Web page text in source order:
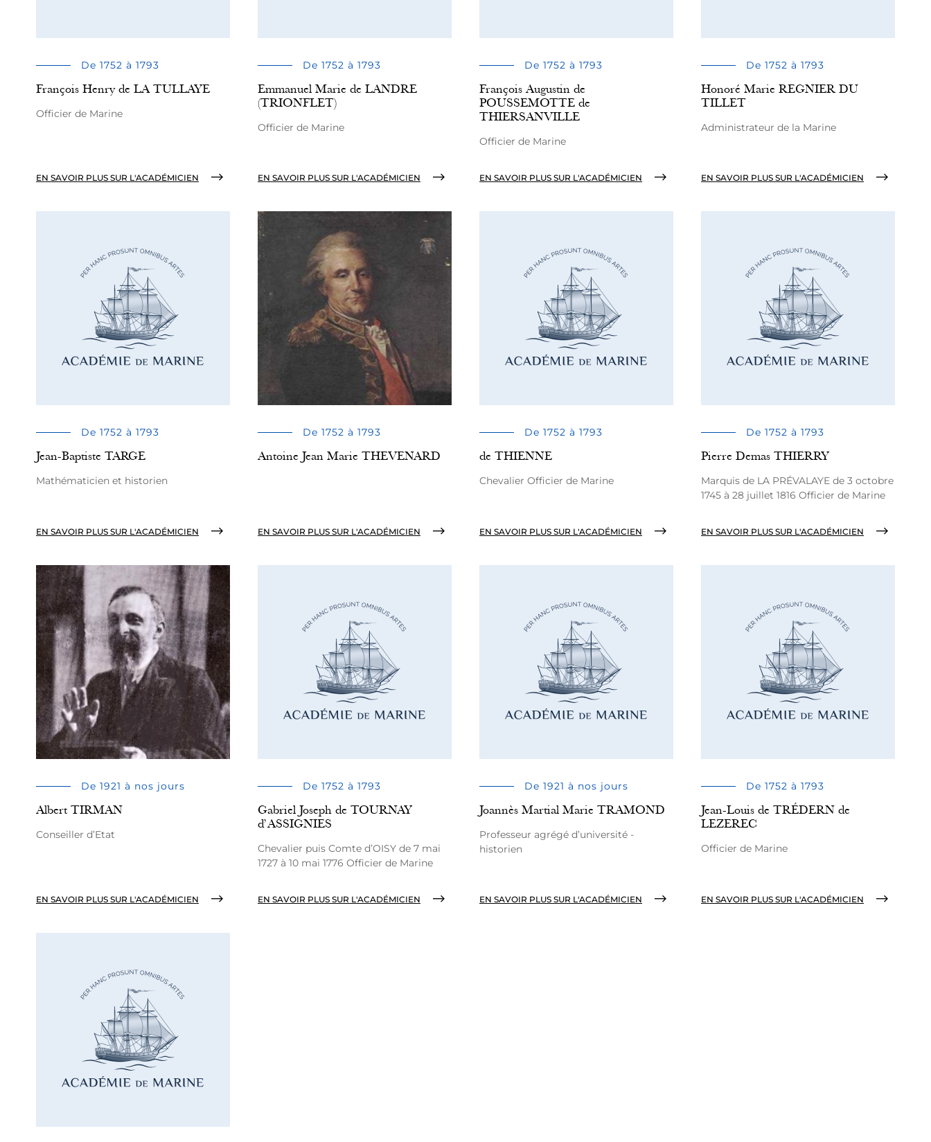
De 1752 à 1793
François Henry de LA TULLAYE
Officier de Marine
EN SAVOIR PLUS SUR L'ACADÉMICIEN
De 1752 à 1793
Emmanuel Marie de LANDRE
(TRIONFLET)
Officier de Marine
EN SAVOIR PLUS SUR L'ACADÉMICIEN
De 1752 à 1793
François Augustin de
POUSSEMOTTE de
THIERSANVILLE
Officier de Marine
EN SAVOIR PLUS SUR L'ACADÉMICIEN
De 1752 à 1793
Honoré Marie REGNIER DU
TILLET
Administrateur de la Marine
EN SAVOIR PLUS SUR L'ACADÉMICIEN
De 1752 à 1793
Jean-Baptiste TARGE
Mathématicien et historien
EN SAVOIR PLUS SUR L'ACADÉMICIEN
De 1752 à 1793
Antoine Jean Marie THEVENARD
EN SAVOIR PLUS SUR L'ACADÉMICIEN
De 1752 à 1793
de THIENNE
Chevalier Officier de Marine
EN SAVOIR PLUS SUR L'ACADÉMICIEN
De 1752 à 1793
Pierre Demas THIERRY
Marquis de LA PRÉVALAYE de 3 octobre
1745 à 28 juillet 1816 Officier de Marine
EN SAVOIR PLUS SUR L'ACADÉMICIEN
De 1921 à nos jours
Albert TIRMAN
Conseiller d’Etat
EN SAVOIR PLUS SUR L'ACADÉMICIEN
De 1752 à 1793
Gabriel Joseph de TOURNAY
d’ASSIGNIES
Chevalier puis Comte d’OISY de 7 mai
1727 à 10 mai 1776 Officier de Marine
EN SAVOIR PLUS SUR L'ACADÉMICIEN
De 1921 à nos jours
Joannès Martial Marie TRAMOND
Professeur agrégé d’université -
historien
EN SAVOIR PLUS SUR L'ACADÉMICIEN
De 1752 à 1793
Jean-Louis de TRÉDERN de
LEZEREC
Officier de Marine
EN SAVOIR PLUS SUR L'ACADÉMICIEN